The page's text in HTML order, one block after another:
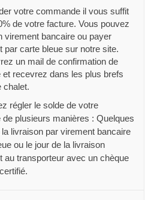
votre commande il vous suffit
de votre facture. Vous pouvez
virement bancaire ou payer
par carte bleue sur notre site.
un mail de confirmation de
recevrez dans les plus brefs
chalet.
régler le solde de votre
plusieurs manières : Quelques
livraison par virement bancaire
ou le jour de la livraison
au transporteur avec un chèque